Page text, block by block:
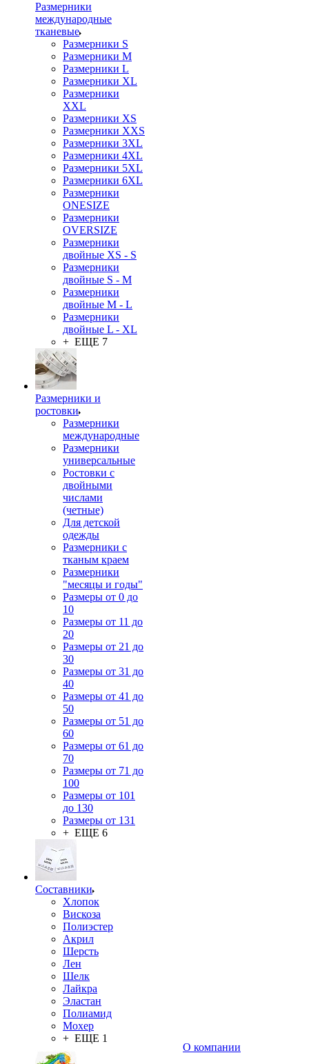
Размерники
международные
тканевые
Размерники S
Размерники M
Размерники L
Размерники XL
Размерники
XXL
Размерники XS
Размерники XXS
Размерники 3XL
Размерники 4XL
Размерники 5XL
Размерники 6XL
Размерники
ONESIZE
Размерники
OVERSIZE
Размерники
двойные XS - S
Размерники
двойные S - M
Размерники
двойные M - L
Размерники
двойные L - XL
+ ЕЩЕ 7
Размерники и
ростовки
Размерники
международные
Размерники
универсальные
Ростовки с
двойными
числами
(четные)
Для детской
одежды
Размерники с
тканым краем
Размерники
"месяцы и годы"
Размеры от 0 до
10
Размеры от 11 до
20
Размеры от 21 до
30
Размеры от 31 до
40
Размеры от 41 до
50
Размеры от 51 до
60
Размеры от 61 до
70
Размеры от 71 до
100
Размеры от 101
до 130
Размеры от 131
+ ЕЩЕ 6
Составники
Хлопок
Вискоза
Полиэстер
Акрил
Шерсть
Лен
Шелк
Лайкра
Эластан
Полиамид
Мохер
+ ЕЩЕ 1
О компании